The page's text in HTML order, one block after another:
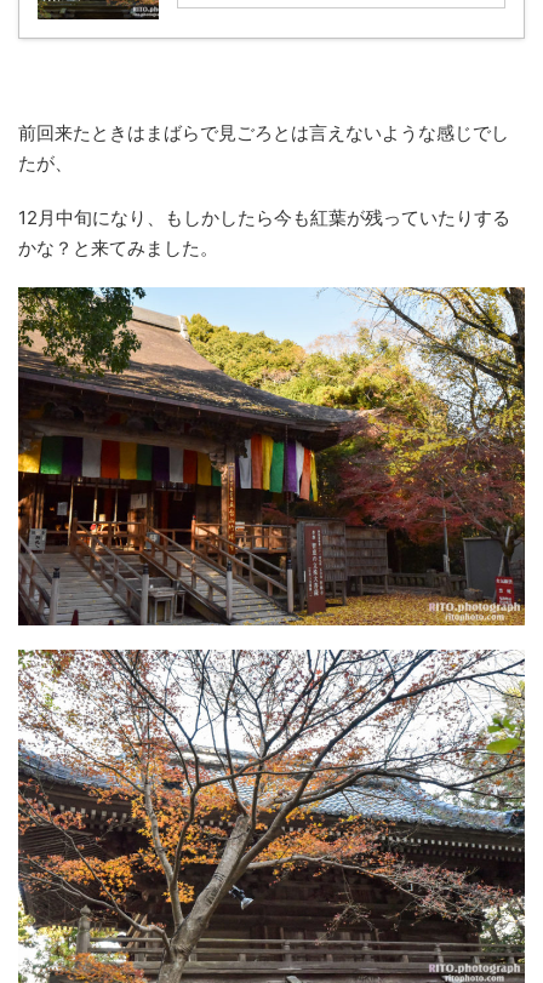
前回来たときはまばらで見ごろとは言えないような感じでし
たが、
12月中旬になり、もしかしたら今も紅葉が残っていたりする
かな？と来てみました。